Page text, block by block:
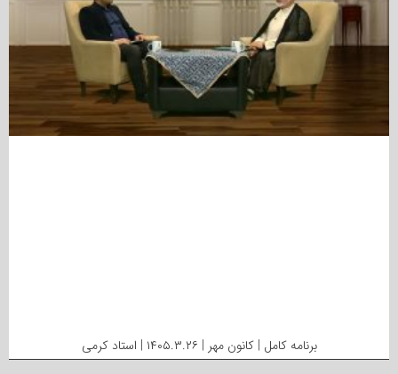
برنامه کامل | کانون مهر | ۱۴۰۵.۳.۲۶ | استاد کرمی